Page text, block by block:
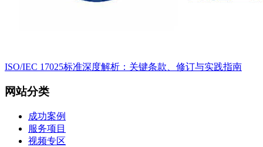
ISO/IEC 17025标准深度解析：关键条款、修订与实践指南
网站分类
成功案例
服务项目
视频专区